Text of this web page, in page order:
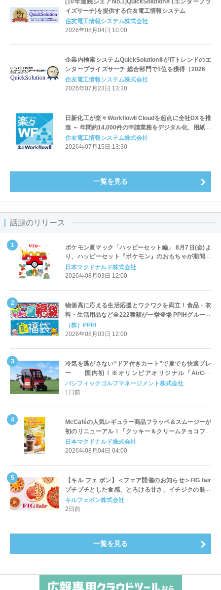
[10年連続シェアNo.1]QuickSolution® (エンタープラ
イズサーチ)を提供する住友電工情報システム
住友電工情報システム株式会社
2026年08月04日 10:00
企業内検索システムQuickSolution®がITトレンドのエ
ンタープライズサーチ 総合部門で1位を獲得（2026年
上半期ランキング）
住友電工情報システム株式会社
2026年07月23日 13:30
日新化工が楽々WorkflowII Cloudを起点に全社DXを推
進 ～ 年間約14,000件の申請業務をデジタル化、用紙購
入量40%削減を実現 ～
住友電工情報システム株式会社
2026年07月15日 13:30
一覧を見る
話題のリリース
ポケモン夏マック「ハッピーセット編」 8月7日(金)よ
り、ハッピーセット『ポケモン』のおもちゃが期間限
定登場
日本マクドナルド株式会社
2026年08月03日 12:00
物価高に応える生活応援とワクワクを両立！食品・衣
料・生活用品など全222種類が一挙登場 PPIHグループ
「夏福袋」＆セール 8月6日(木)より順次スタート
（株）PPIH
2026年08月03日 12:00
冷気を逃がさない“ドア付きカート”で夏でも快適プレ
ー 国内初！※オリンピアオリジナル「AirCon
Cart（エアコンカート）」導入 | ＰＧＭ
パシフィックゴルフマネージメント株式会社
1日前
McCaféの人気レギュラー商品フラッペ＆スムージーが
初のリニューアル！「クッキー＆クリームチョコフラ
ッペ」「マンゴースムージー」8月5日（水）から販売
開始
日本マクドナルド株式会社
2026年08月04日 04:00
【キル フェ ボン】＜フェア開催のお知らせ＞FIG fair
プチプチとした食感、とろける甘さ、イチジクの魅力
をたっぷりと。新作を含め、イチジク尽くしの全4種が
登場8月20日（木）スタート
キルフェボン株式会社
2日前
一覧を見る